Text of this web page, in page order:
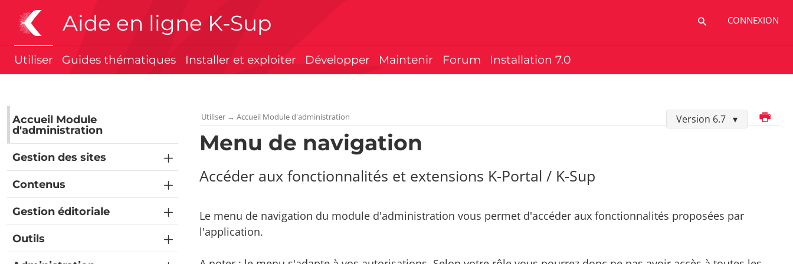
Aide en ligne K-Sup CONNEXION
Utiliser Guides thématiques Installer et exploiter Développer Maintenir Forum Installation 7.0
Accueil Module
d'administration
Gestion des sites
Contenus
Gestion éditoriale
Outils
Version 6.7Imprimer
Utiliser →Accueil Module d'administration
Menu de navigation
Accéder aux fonctionnalités et extensions K-Portal / K-Sup
Le menu de navigation du module d'administration vous permet d'accéder aux fonctionnalités proposées par
l'application.